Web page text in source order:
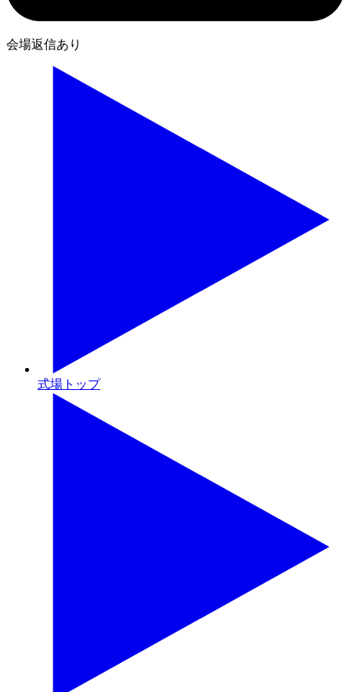
会場返信あり
式場トップ